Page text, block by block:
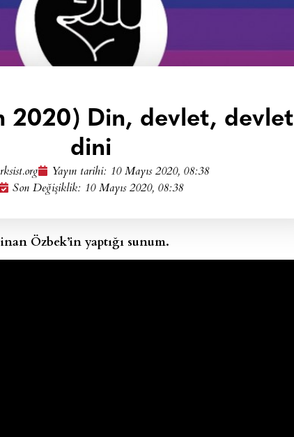
2020) Din, devlet, devlet
dini
Yayın tarihi: 10 Mayıs 2020, 08:38
Son Değişiklik: 10 Mayıs 2020, 08:38
Özbek’in yaptığı sunum.